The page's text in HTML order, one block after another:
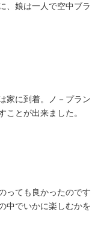
、娘は一人で空中ブラ
家に到着。ノ－プラン
ことが出来ました。
っても良かったのです
中でいかに楽しむかを